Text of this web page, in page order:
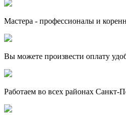
Мастера - профессионалы и
Вы можете произвести оплату
Работаем во всех районах Санкт-